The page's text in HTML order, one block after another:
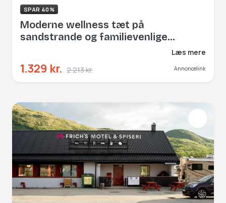
SPAR 40%
Moderne wellness tæt på
sandstrande og familievenlige
Læs mere
1.329 kr. 2.213 kr. Annoncelink